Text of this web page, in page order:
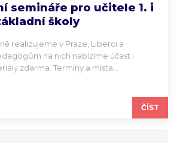
semináře pro učitele 1. i
školy
realizujeme v Praze, Liberci a
na nich nabízíme účast i
metodické materiály zdarma. Termíny a místa...
ČÍST